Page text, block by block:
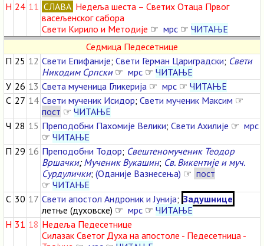
Н 24 11 СЛАВА Недеља шеста – Светих Отаца Првог
васељенског сабора
Свети Кирило и Методије ☞ мрс ☞ ЧИТАЊЕ
Седмица Педесетнице
П 25 12 Свети Епифаније; Свети Герман Цариградски; Свети
Никодим Српски☞ мрс ☞ ЧИТАЊЕ
У 26 13 Света мученица Гликерија ☞ мрс ☞ ЧИТАЊЕ
С 27 14 Свети мученик Исидор; Свети мученик Максим ☞
пост ☞ ЧИТАЊЕ
Ч 28 15 Преподобни Пахомије Велики; Свети Ахилије ☞ мрс
☞ ЧИТАЊЕ
П 29 16 Преподобни Тодор; Свештеномученик Теодор
Вршачки;Мученик Вукашин; Св. Викентије и муч.
Сурдулички; (Оданије Вазнесења) ☞ пост
☞ ЧИТАЊЕ
С 30 17 Свети апостол Андроник и Јунија; Задушнице
летње (духовске) ☞ мрс ☞ ЧИТАЊЕ
Н 31 18 Недеља Педесетнице
Силазак Светог Духа на апостоле - Педесетница -